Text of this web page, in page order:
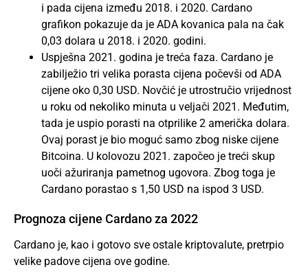
i pada cijena između 2018. i 2020. Cardano
grafikon pokazuje da je ADA kovanica pala na čak
0,03 dolara u 2018. i 2020. godini.
Uspješna 2021. godina je treća faza. Cardano je
zabilježio tri velika porasta cijena počevši od ADA
cijene oko 0,30 USD. Novčić je utrostručio vrijednost
u roku od nekoliko minuta u veljači 2021. Međutim,
tada je uspio porasti na otprilike 2 američka dolara.
Ovaj porast je bio moguć samo zbog niske cijene
Bitcoina. U kolovozu 2021. započeo je treći skup
uoči ažuriranja pametnog ugovora. Zbog toga je
Cardano porastao s 1,50 USD na ispod 3 USD.
Prognoza cijene Cardano za 2022
Cardano je, kao i gotovo sve ostale kriptovalute, pretrpio
velike padove cijena ove godine.